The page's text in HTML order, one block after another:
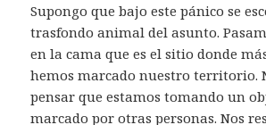
Supongo que bajo este pánico se
trasfondo animal del asunto.
en la cama que es el sitio donde
hemos marcado nuestro territorio.
pensar que estamos tomando un
marcado por otras personas. Nos